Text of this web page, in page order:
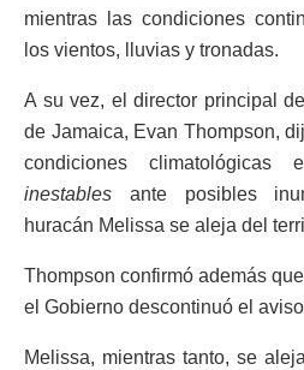
mientras las condiciones
los vientos, lluvias y tronadas.
A su vez, el director principal
de Jamaica, Evan Thompson,
condiciones
inestables ante posibles
huracán Melissa se aleja del
Thompson confirmó además
el Gobierno descontinuó el
Melissa, mientras tanto, se